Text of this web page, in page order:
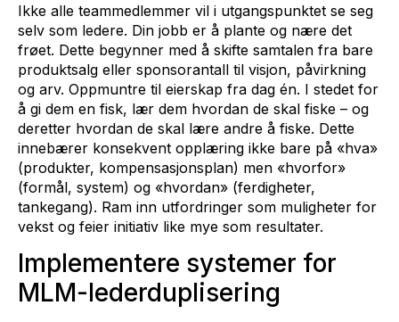
Ikke alle teammedlemmer vil i utgangspunktet se seg
selv som ledere. Din jobb er å plante og nære det
frøet. Dette begynner med å skifte samtalen fra bare
produktsalg eller sponsorantall til visjon, påvirkning
og arv. Oppmuntre til eierskap fra dag én. I stedet for
å gi dem en fisk, lær dem hvordan de skal fiske – og
deretter hvordan de skal lære andre å fiske. Dette
innebærer konsekvent opplæring ikke bare på «hva»
(produkter, kompensasjonsplan) men «hvorfor»
(formål, system) og «hvordan» (ferdigheter,
tankegang). Ram inn utfordringer som muligheter for
vekst og feier initiativ like mye som resultater.
Implementere systemer for
MLM-lederduplisering